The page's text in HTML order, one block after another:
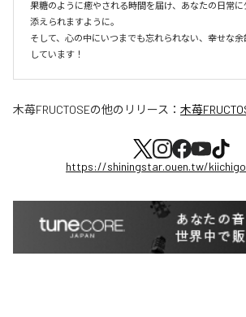
果糖のように癒やされる時間を届け、あなたの日常
添えられますように。
そして、心の中にいつまでも忘れられない、幸せな
しています！
木苺FRUCTOSEの他のリリース： 木苺
https://shiningstar.ouen.tw/